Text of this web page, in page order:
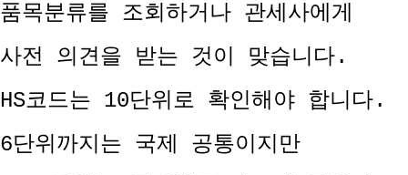
품목분류를 조회하거나 관세사에게
사전 의견을 받는 것이 맞습니다.
HS코드는 10단위로 확인해야 합니다.
6단위까지는 국제 공통이지만